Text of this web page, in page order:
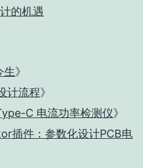
的机遇
生》
计流程》
C 电流功率检测仪》
插件：参数化设计PCB电